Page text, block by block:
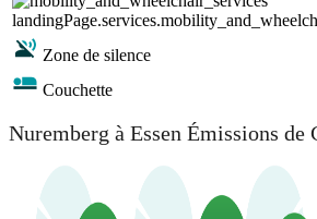
Zone de silence
Couchette
Nuremberg à Essen Émissions de